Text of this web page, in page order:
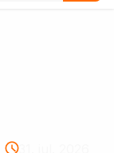
31. jul. 2026